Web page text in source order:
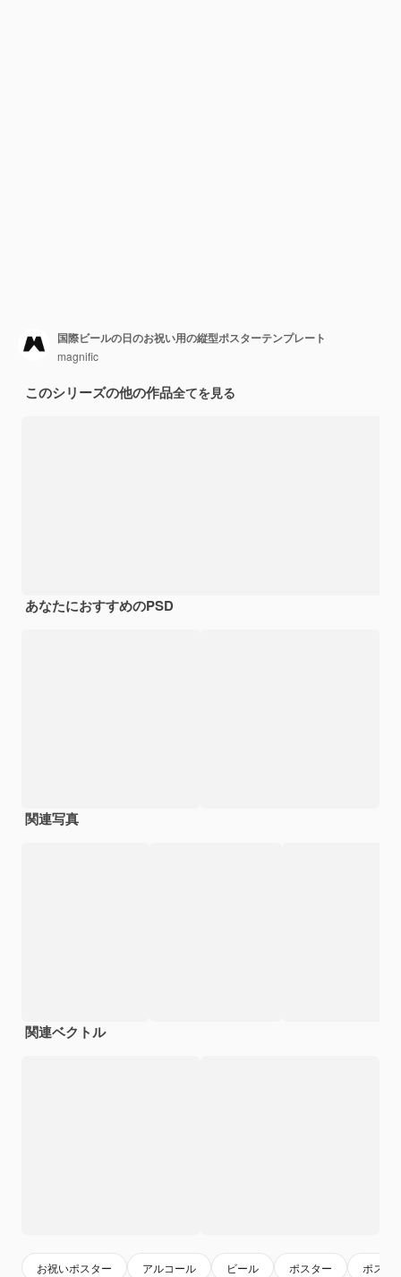
国際ビールの日のお祝い用の縦型ポスターテンプレート
magnific
このシリーズの他の作品全てを見る
あなたにおすすめのPSD
関連写真
関連ベクトル
お祝いポスター アルコール ビール ポスター ポスタ